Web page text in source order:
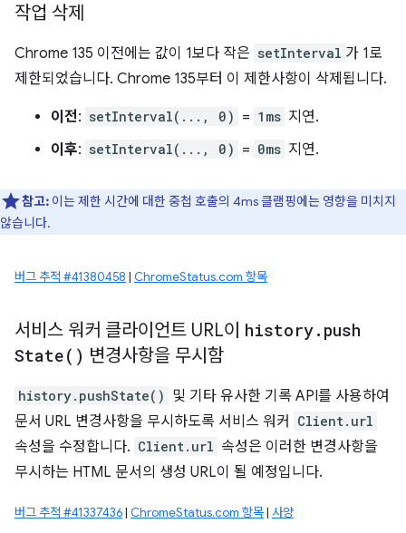
작업 삭제
Chrome 135 이전에는 값이 1보다 작은 setInterval 가 1로
제한되었습니다. Chrome 135부터 이 제한사항이 삭제됩니다.
이전: setInterval(..., 0) = 1ms 지연.
이후: setInterval(..., 0) = 0ms 지연.
참고: 이는 제한 시간에 대한 중첩 호출의 4ms 클램핑에는 영향을 미치지
않습니다.
버그 추적 #41380458 | ChromeStatus.com 항목
서비스 워커 클라이언트 URL이 history. push
State( ) 변경사항을 무시함
history.pushState() 및 기타 유사한 기록 API를 사용하여
문서 URL 변경사항을 무시하도록 서비스 워커
Client.url
속성을 수정합니다. Client.url 속성은 이러한 변경사항을
무시하는 HTML 문서의 생성 URL이 될 예정입니다.
버그 추적 #41337436| ChromeStatus.com 항목| 사양